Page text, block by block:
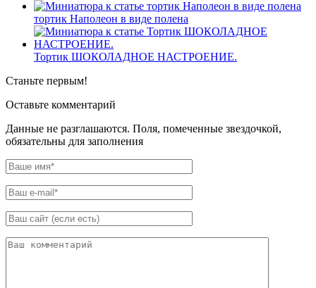
тортик Наполеон в виде полена
Тортик ШОКОЛАДНОЕ НАСТРОЕНИЕ.
Станьте первым!
Оставьте комментарий
Данные не разглашаются. Поля, помеченные звездочкой,
обязательны для заполнения